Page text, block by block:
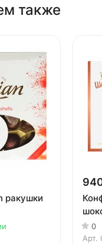
также
ракушки
0
Арт.